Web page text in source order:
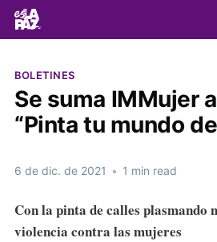
BOLETINES
Se suma IMMujer
“Pinta tu mundo
6 de dic. de 2021 • 1 min read
Con la pinta de calles plasmando
violencia contra las mujeres